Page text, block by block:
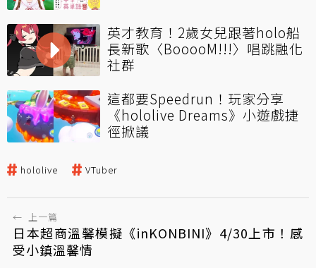
英才教育！2歲女兒跟著holo船
長新歌〈BooooM!!!〉唱跳融化
社群
這都要Speedrun！玩家分享
《hololive Dreams》小遊戲捷
徑掀議
hololive VTuber
← 上一篇
日本超商溫馨模擬《inKONBINI》4/30上市！感
受小鎮溫馨情